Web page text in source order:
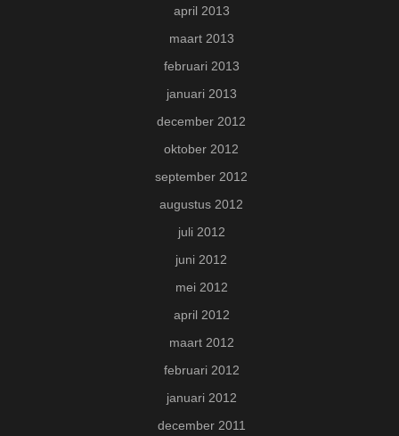
april 2013
maart 2013
februari 2013
januari 2013
december 2012
oktober 2012
september 2012
augustus 2012
juli 2012
juni 2012
mei 2012
april 2012
maart 2012
februari 2012
januari 2012
december 2011